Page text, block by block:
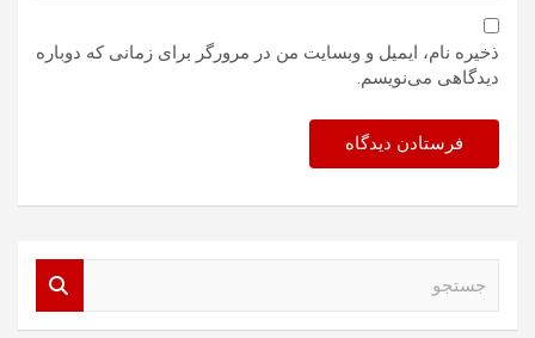
ذخیره نام، ایمیل و وبسایت من در مرورگر برای زمانی که دوباره
دیدگاهی می‌نویسم.